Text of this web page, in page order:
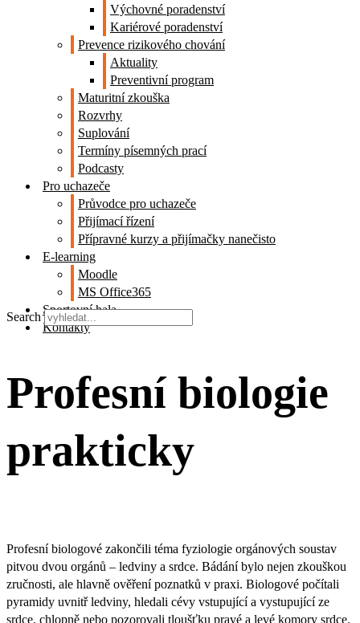
Výchovné poradenství
Kariérové poradenství
Prevence rizikového chování
Aktuality
Preventivní program
Maturitní zkouška
Rozvrhy
Suplování
Termíny písemných prací
Podcasty
Pro uchazeče
Průvodce pro uchazeče
Přijímací řízení
Přípravné kurzy a přijímačky nanečisto
E-learning
Moodle
MS Office365
Sportovní hala
Kontakty
Search
Profesní biologie
prakticky
Profesní biologové zakončili téma fyziologie orgánových soustav
pitvou dvou orgánů – ledviny a srdce. Bádání bylo nejen zkouškou
zručnosti, ale hlavně ověření poznatků v praxi. Biologové počítali
pyramidy uvnitř ledviny, hledali cévy vstupující a vystupující ze
srdce, chlopně nebo pozorovali tloušťku pravé a levé komory srdce.